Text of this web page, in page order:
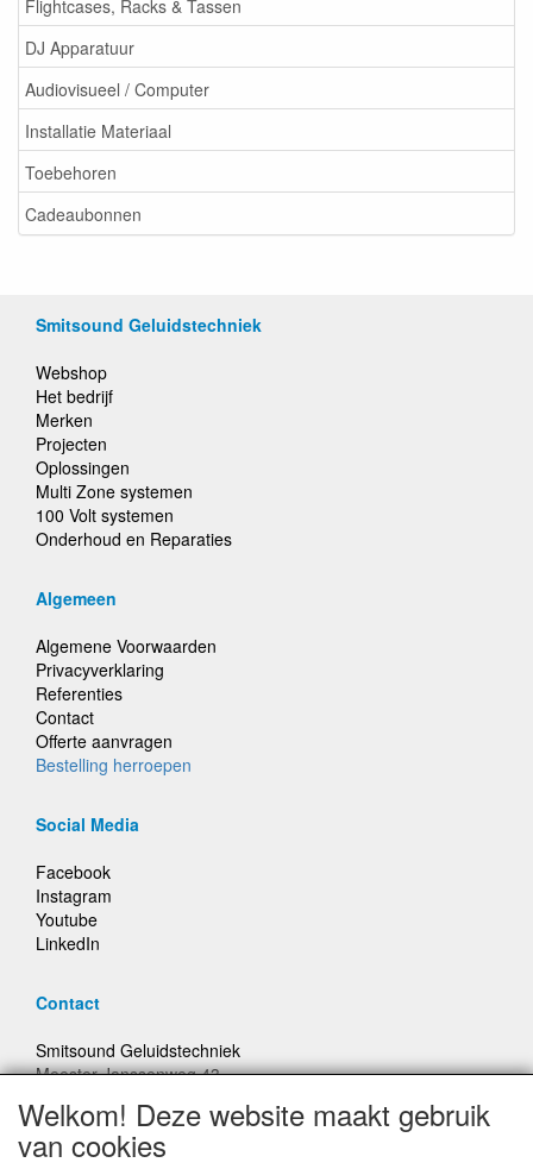
Flightcases, Racks & Tassen
DJ Apparatuur
Audiovisueel / Computer
Installatie Materiaal
Toebehoren
Cadeaubonnen
Smitsound Geluidstechniek
Webshop
Het bedrijf
Merken
Projecten
Oplossingen
Multi Zone systemen
100 Volt systemen
Onderhoud en Reparaties
Algemeen
Algemene Voorwaarden
Privacyverklaring
Referenties
Contact
Offerte aanvragen
Bestelling herroepen
Social Media
Facebook
Instagram
Youtube
LinkedIn
Contact
Smitsound Geluidstechniek
Meester Janssenweg 43
E-mail: info@smitsound.nl
Telefoon: +31-(0)6-22256322
Welkom! Deze website maakt gebruik
van cookies